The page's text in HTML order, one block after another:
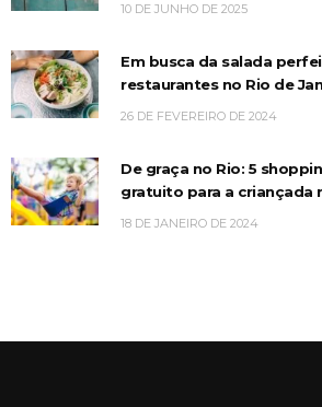
10 DE JUNHO DE 2025
Em busca da salada
restaurantes no Rio de
26 DE FEVEREIRO DE 2024
De graça no Rio: 5
gratuito para a criançada
18 DE JANEIRO DE 2024